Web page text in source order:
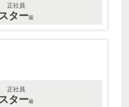
正社員
ター級
正社員
ター級